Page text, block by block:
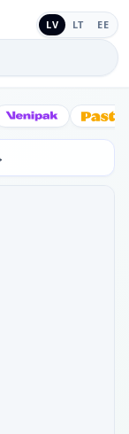
LV LT EE
Venipak